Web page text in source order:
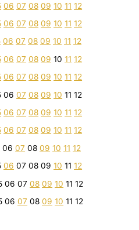
06 07 08 09 10 11 12
06 07 08 09 10 11 12
06 07 08 09 10 11 12
06 07 08 09 10 11 12
06 07 08 09 10 11 12
06 07 08 09 10 11 12
06 07 08 09 10 11 12
06 07 08 09 10 11 12
06 07 08 09 10 11 12
06 07 08 09 10 11 12
06 07 08 09 10 11 12
06 07 08 09 10 11 12